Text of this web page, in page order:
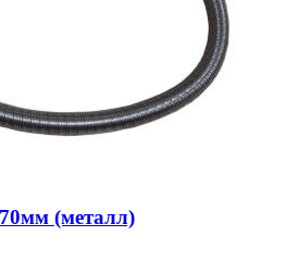
(металл)